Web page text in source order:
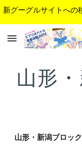
山形
山形・新潟ブロック